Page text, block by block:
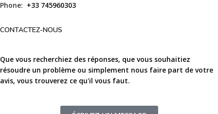
Phone: +33 745960303
CONTACTEZ-NOUS
Que vous recherchiez des réponses, que vous souhaitiez
résoudre un problème ou simplement nous faire part de votre
avis, vous trouverez ce qu'il vous faut.